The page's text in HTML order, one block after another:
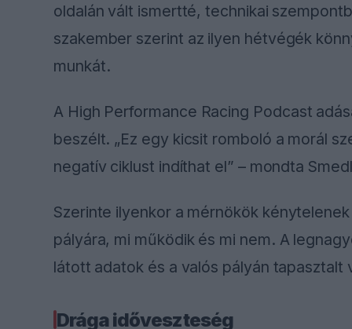
oldalán vált ismertté, technikai
szakember szerint az ilyen hétvégék
munkát.
A High Performance Racing Podcast
beszélt. „Ez egy kicsit romboló a morál
negatív ciklust indíthat el” – mondta
Szerinte ilyenkor a mérnökök
pályára, mi működik és mi nem. A
látott adatok és a valós pályán
Drága időveszteség